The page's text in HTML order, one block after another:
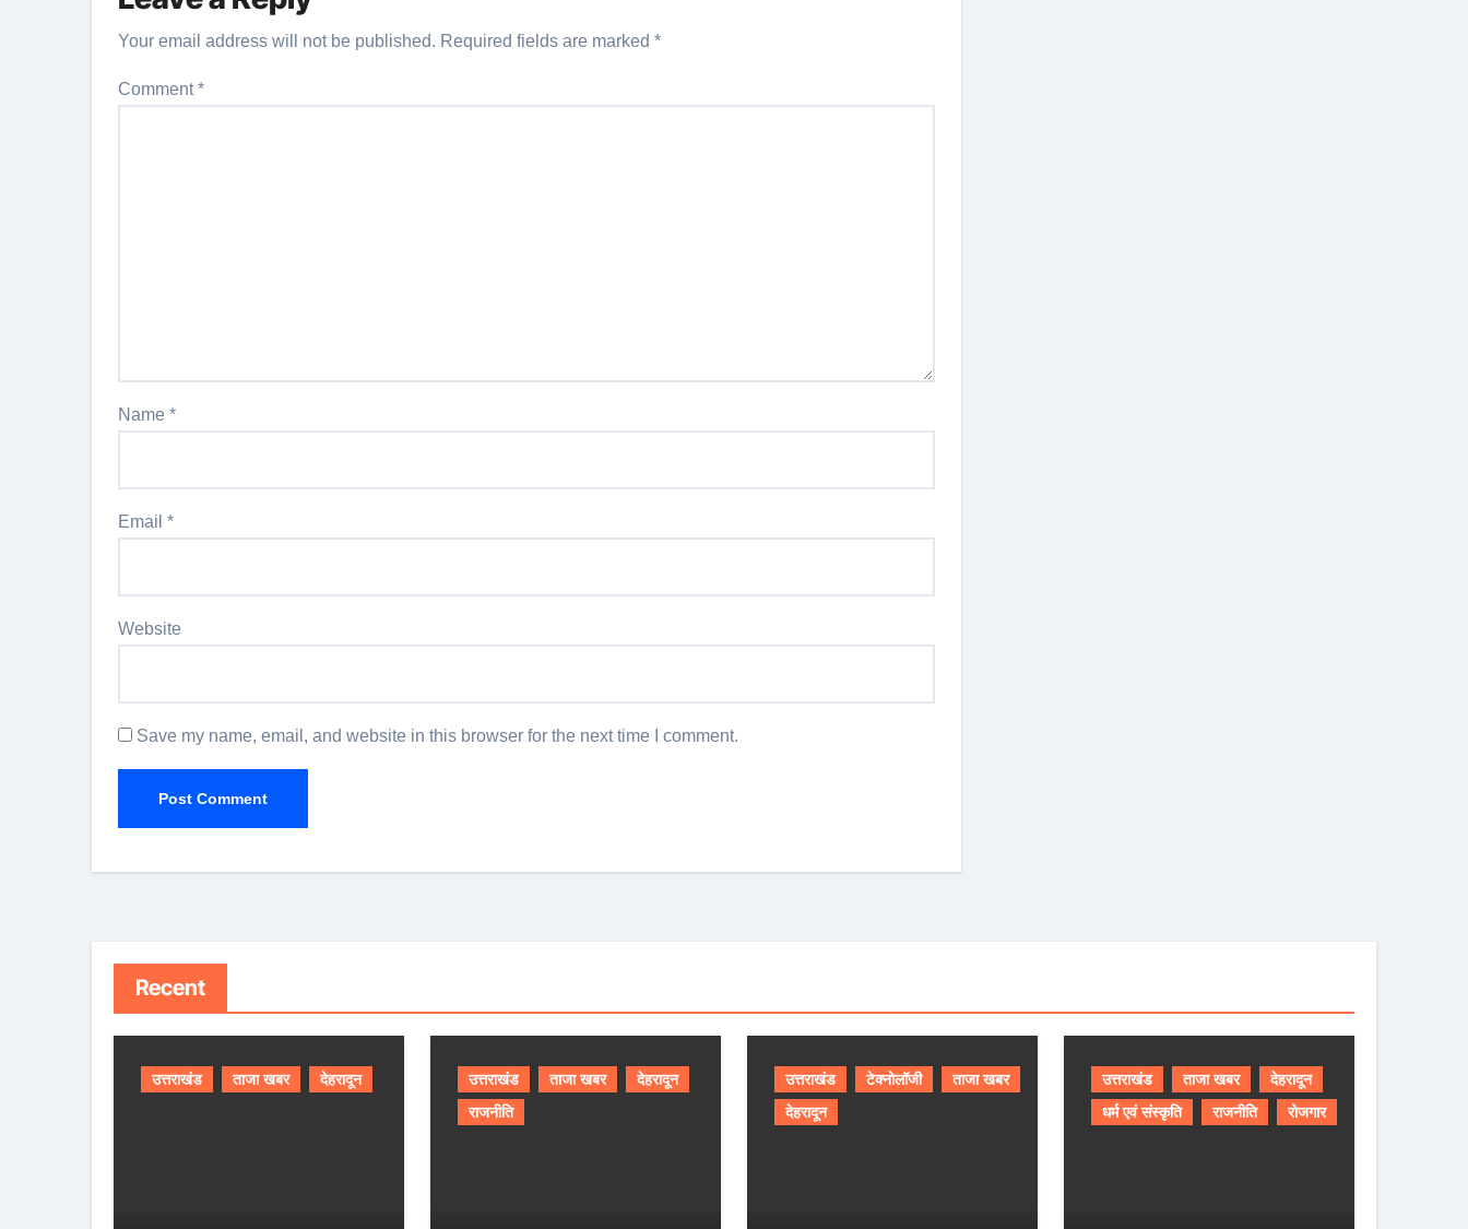
Your email address will not be published. Required fields are marked *
Comment*
Name *
Email *
Website
Save my name, email, and website in this browser for the next time I comment.
Recent
उत्तराखंड ताजा खबर देहरादून उत्तराखंड ताजा खबर
देहरादून
राजनीति
उत्तराखंड टेक्नोलॉजी
ताजा खबर
देहरादून
उत्तराखंड ताजा खबर
देहरादून
धर्म एवं संस्कृति
राजनीति रोजगार